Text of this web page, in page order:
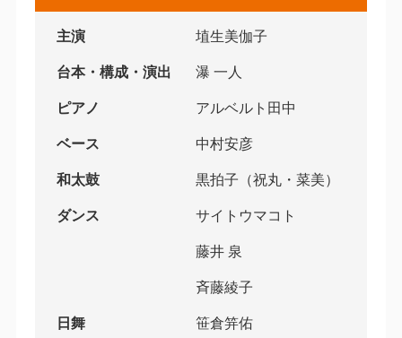
主演 埴生美伽子
台本・構成・演出 瀑 一人
ピアノ アルベルト田中
ベース 中村安彦
和太鼓 黒拍子（祝丸・菜美）
ダンス サイトウマコト
藤井 泉
斉藤綾子
日舞 笹倉笄佑